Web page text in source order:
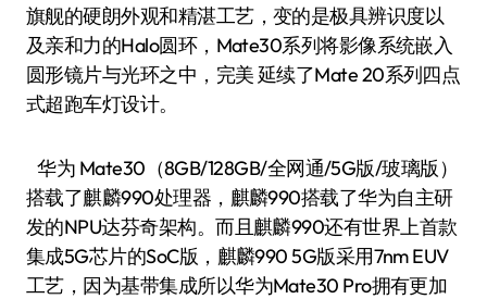
旗舰的硬朗外观和精湛工艺，变的是极具辨识度以
及亲和力的Halo圆环，Mate30系列将影像系统嵌入
圆形镜片与光环之中，完美 延续了Mate 20系列四点
式超跑车灯设计。
华为 Mate30（8GB/128GB/全网通/5G版/玻璃版）
搭载了麒麟990处理器，麒麟990搭载了华为自主研
发的NPU达芬奇架构。而且麒麟990还有世界上首款
集成5G芯片的SoC版，麒麟990 5G版采用7nm EUV
工艺，因为基带集成所以华为Mate30 Pro拥有更加